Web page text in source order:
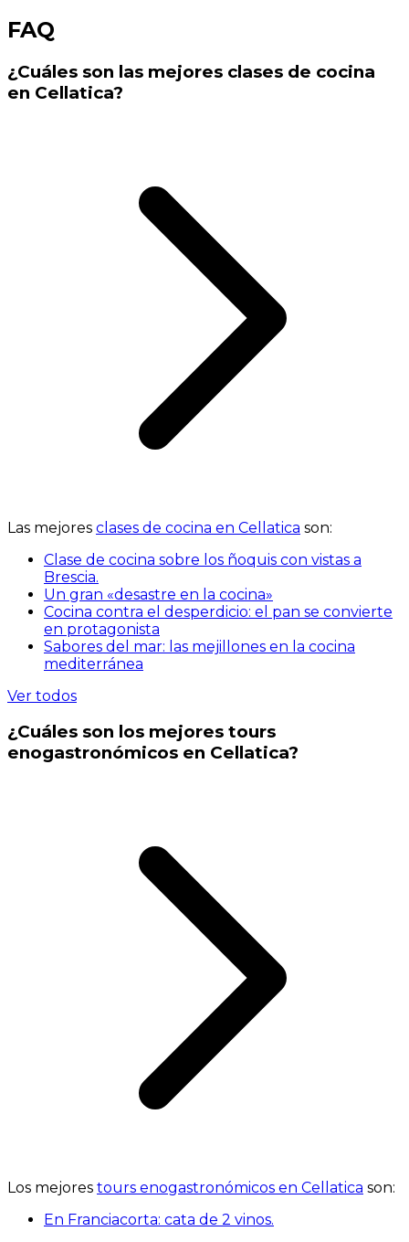
FAQ
¿Cuáles son las mejores clases de cocina
en Cellatica?
Las mejores clases de cocina en Cellatica son:
Clase de cocina sobre los ñoquis con vistas a
Brescia.
Un gran «desastre en la cocina»
Cocina contra el desperdicio: el pan se convierte
en protagonista
Sabores del mar: las mejillones en la cocina
mediterránea
Ver todos
¿Cuáles son los mejores tours
enogastronómicos en Cellatica?
Los mejores tours enogastronómicos en Cellatica son:
En Franciacorta: cata de 2 vinos.